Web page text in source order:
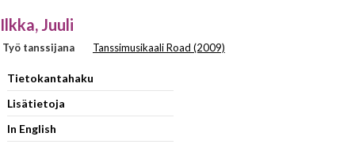
Ilkka, Juuli
Työ tanssijana Tanssimusikaali Road (2009)
Tietokantahaku
Lisätietoja
In English